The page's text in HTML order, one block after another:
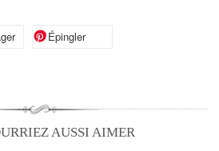
sur XÉpinglerÉpingler sur Pinterest
AUSSI AIMER